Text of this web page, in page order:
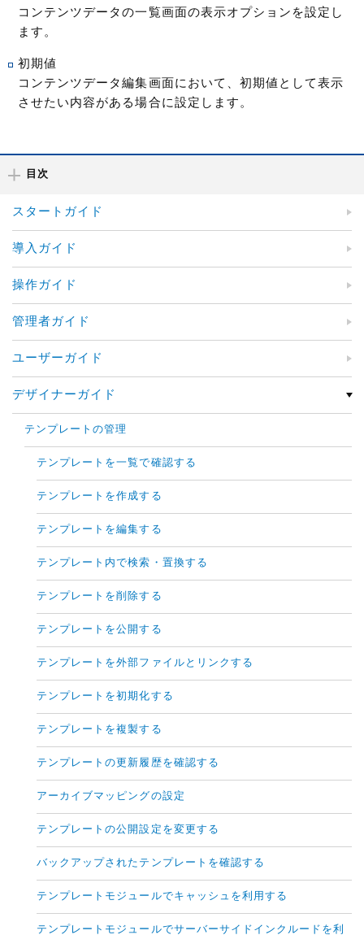
コンテンツデータの一覧画面の表示オプションを設定し
ます。
初期値
コンテンツデータ編集画面において、初期値として表示
させたい内容がある場合に設定します。
目次
スタートガイド
導入ガイド
操作ガイド
管理者ガイド
ユーザーガイド
デザイナーガイド
テンプレートの管理
テンプレートを一覧で確認する
テンプレートを作成する
テンプレートを編集する
テンプレート内で検索・置換する
テンプレートを削除する
テンプレートを公開する
テンプレートを外部ファイルとリンクする
テンプレートを初期化する
テンプレートを複製する
テンプレートの更新履歴を確認する
アーカイブマッピングの設定
テンプレートの公開設定を変更する
バックアップされたテンプレートを確認する
テンプレートモジュールでキャッシュを利用する
テンプレートモジュールでサーバーサイドインクルードを利